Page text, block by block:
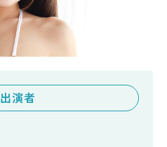
出演者